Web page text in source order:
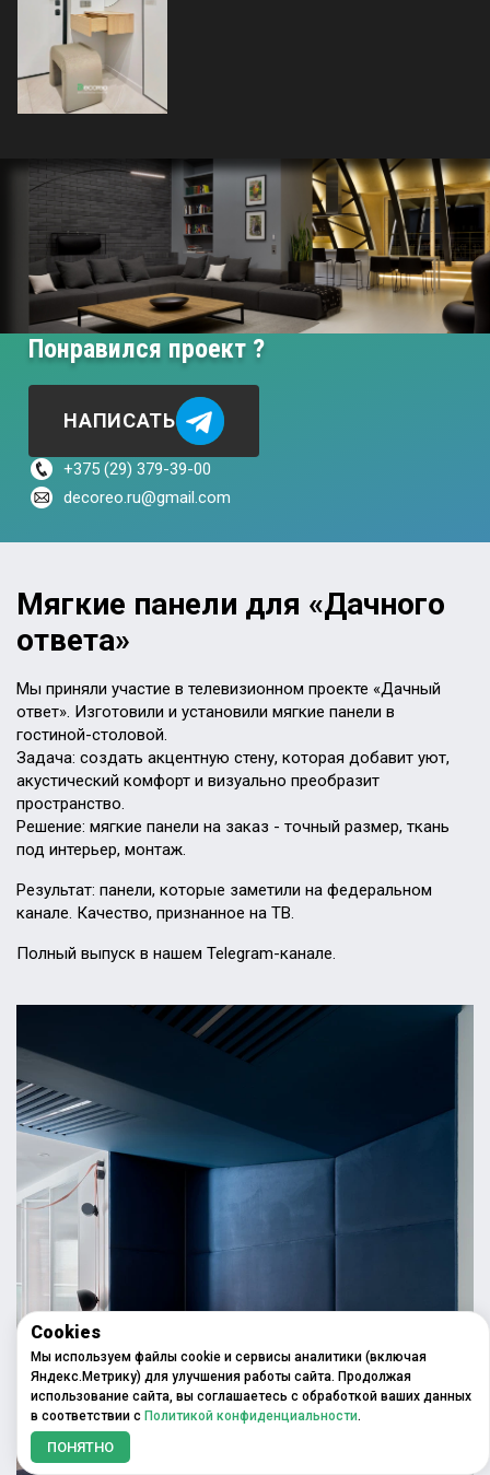
Понравился проект ?
НАПИСАТЬ
+375 (29) 379-39-00
decoreo.ru@gmail.com
Мягкие панели для «Дачного
ответа»
Мы приняли участие в телевизионном проекте «Дачный
ответ». Изготовили и установили мягкие панели в
гостиной-столовой.
Задача: создать акцентную стену, которая добавит уют,
акустический комфорт и визуально преобразит
пространство.
Решение: мягкие панели на заказ - точный размер, ткань
под интерьер, монтаж.
Результат: панели, которые заметили на федеральном
канале. Качество, признанное на ТВ.
Полный выпуск в нашем Telegram-канале.
Cookies
Мы используем файлы cookie и сервисы аналитики (включая
Яндекс.Метрику) для улучшения работы сайта. Продолжая
использование сайта, вы соглашаетесь с обработкой ваших данных
в соответствии с Политикой конфиденциальности.
ПОНЯТНО